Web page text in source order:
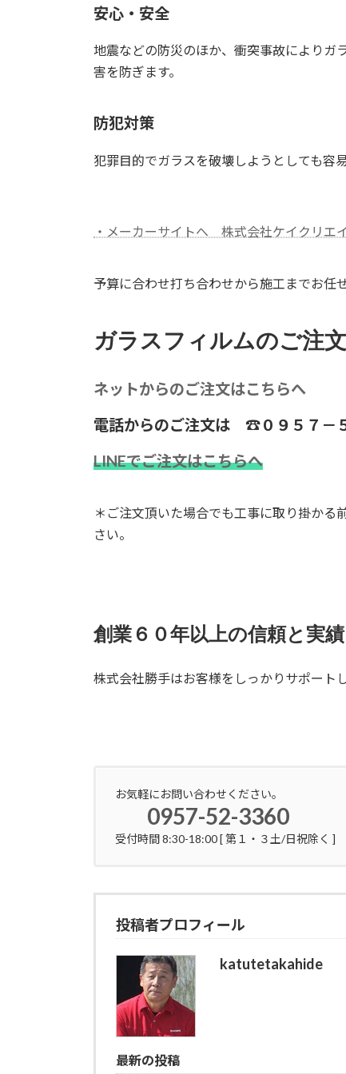
安心・安全
地震などの防災のほか、衝突事故によりガ
害を防ぎます。
防犯対策
犯罪目的でガラスを破壊しようとしても容
・メーカーサイトへ 株式会社ケイクリエ
予算に合わせ打ち合わせから施工までお任
ガラスフィルムのご注
ネットからのご注文はこちらへ
電話からのご注文は ☎０９５７－
LINEでご注文はこちらへ
＊ご注文頂いた場合でも工事に取り掛か
さい。
創業６０年以上の信頼と実績
株式会社勝手はお客様をしっかりサポート
お気軽にお問い合わせください。
0957-52-3360
受付時間 8:30-18:00 [ 第１・３土/日祝除く ]
投稿者プロフィール
katutetakahide
最新の投稿